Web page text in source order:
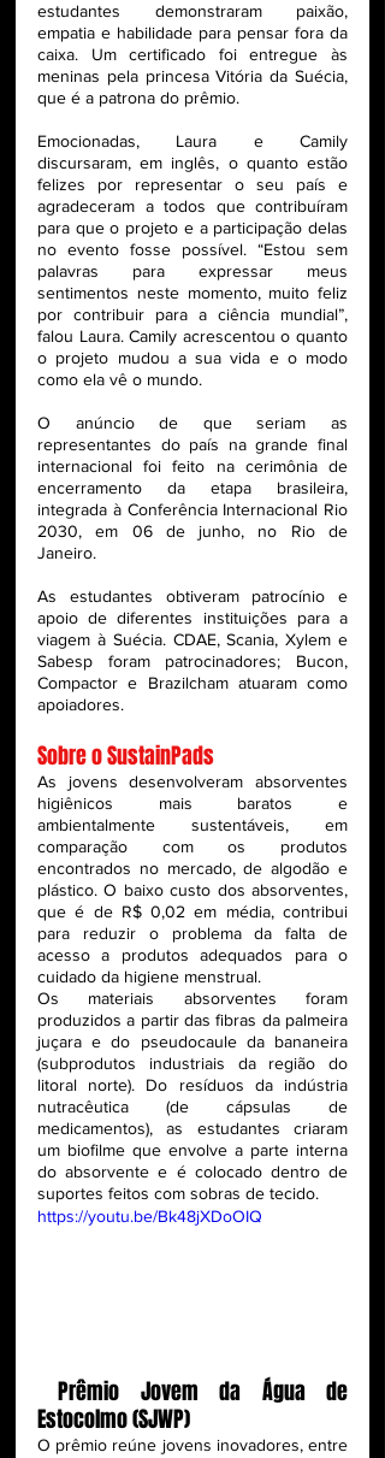
estudantes demonstraram paixão,
empatia e habilidade para pensar fora da
caixa. Um certificado foi entregue às
meninas pela princesa Vitória da Suécia,
que é a patrona do prêmio.
Emocionadas, Laura e Camily
discursaram, em inglês, o quanto estão
felizes por representar o seu país e
agradeceram a todos que contribuíram
para que o projeto e a participação delas
no evento fosse possível. “Estou sem
palavras para expressar meus
sentimentos neste momento, muito feliz
por contribuir para a ciência mundial”,
falou Laura. Camily acrescentou o quanto
o projeto mudou a sua vida e o modo
como ela vê o mundo.
O anúncio de que seriam as
representantes do país na grande final
internacional foi feito na cerimônia de
encerramento da etapa brasileira,
integrada à Conferência Internacional Rio
2030, em 06 de junho, no Rio de
Janeiro.
As estudantes obtiveram patrocínio e
apoio de diferentes instituições para a
viagem à Suécia. CDAE, Scania, Xylem e
Sabesp foram patrocinadores; Bucon,
Compactor e Brazilcham atuaram como
apoiadores.
Sobre o SustainPads
As jovens desenvolveram absorventes
higiênicos mais baratos e
ambientalmente sustentáveis, em
comparação com os produtos
encontrados no mercado, de algodão e
plástico. O baixo custo dos absorventes,
que é de R$ 0,02 em média, contribui
para reduzir o problema da falta de
acesso a produtos adequados para o
cuidado da higiene menstrual.
Os materiais absorventes foram
produzidos a partir das fibras da palmeira
juçara e do pseudocaule da bananeira
(subprodutos industriais da região do
litoral norte). Do resíduos da indústria
nutracêutica (de cápsulas de
medicamentos), as estudantes criaram
um biofilme que envolve a parte interna
do absorvente e é colocado dentro de
suportes feitos com sobras de tecido.
https://youtu.be/Bk48jXDoOIQ
Prêmio Jovem da Água de
Estocolmo (SJWP)
O prêmio reúne jovens inovadores, entre